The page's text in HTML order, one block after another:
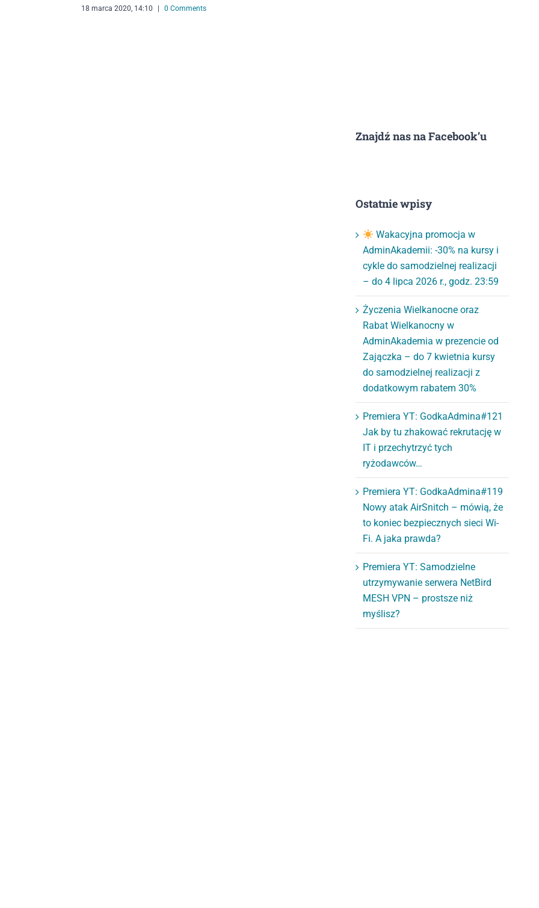
18 marca 2020, 14:10 0 Comments
Znajdź nas na Facebook’u
Ostatnie wpisy
Wakacyjna promocja w
AdminAkademii: -30% na kursy i
cykle do samodzielnej realizacji
– do 4 lipca 2026 r., godz. 23:59
Życzenia Wielkanocne oraz
Rabat Wielkanocny w
AdminAkademia w prezencie od
Zajączka – do 7 kwietnia kursy
do samodzielnej realizacji z
dodatkowym rabatem 30%
Premiera YT: GodkaAdmina#121
Jak by tu zhakować rekrutację w
IT i przechytrzyć tych
ryżodawców…
Premiera YT: GodkaAdmina#119
Nowy atak AirSnitch – mówią, że
to koniec bezpiecznych sieci Wi-
Fi. A jaka prawda?
Premiera YT: Samodzielne
utrzymywanie serwera NetBird
MESH VPN – prostsze niż
myślisz?